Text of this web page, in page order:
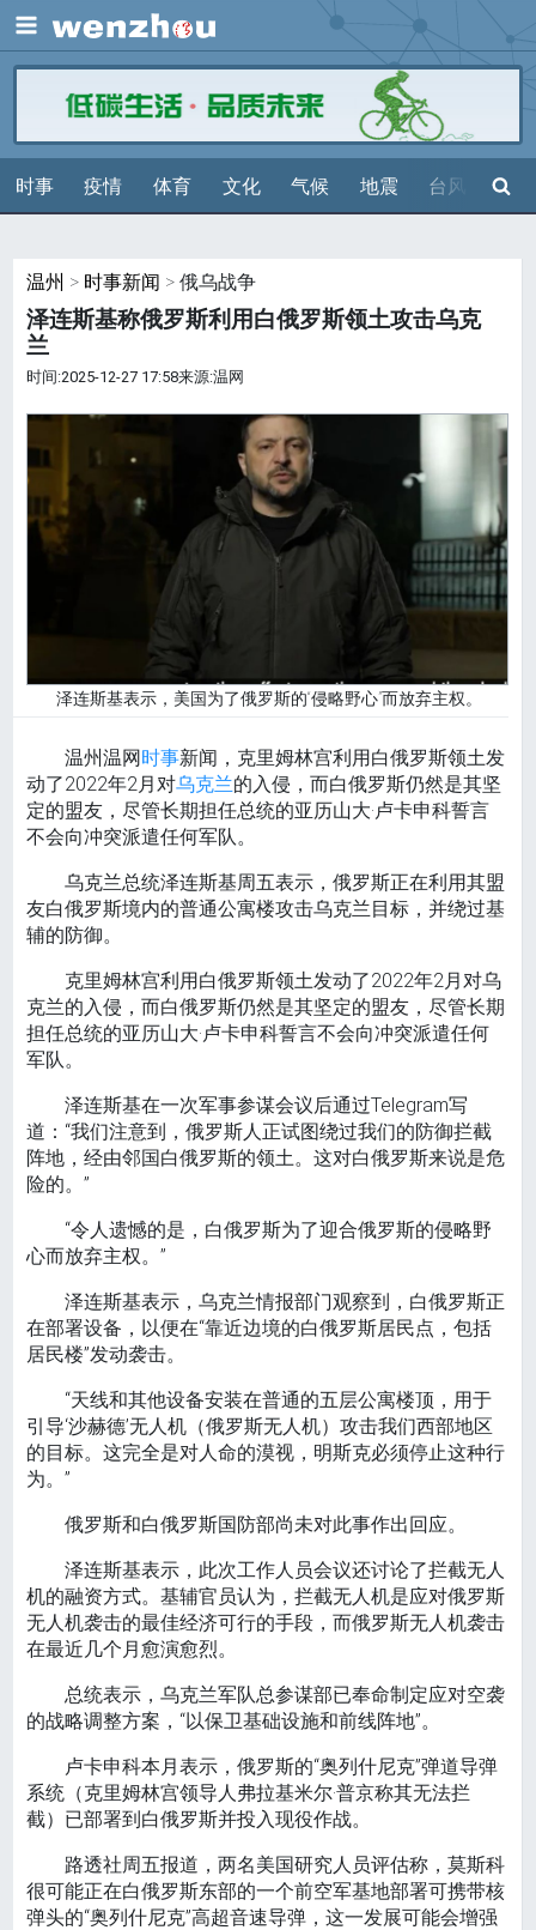
展开
时事 疫情 体育 文化 气候 地震 台风 天气
搜索
温州 > 时事新闻 > 俄乌战争
泽连斯基称俄罗斯利用白俄罗斯领土攻击乌克
兰
时间:2025-12-27 17:58来源:温网
泽连斯基表示，美国为了俄罗斯的“侵略野心”而放弃主权。
温州温网时事新闻，克里姆林宫利用白俄罗斯领土发
动了2022年2月对乌克兰的入侵，而白俄罗斯仍然是其坚
定的盟友，尽管长期担任总统的亚历山大·卢卡申科誓言
不会向冲突派遣任何军队。
乌克兰总统泽连斯基周五表示，俄罗斯正在利用其盟
友白俄罗斯境内的普通公寓楼攻击乌克兰目标，并绕过基
辅的防御。
克里姆林宫利用白俄罗斯领土发动了2022年2月对乌
克兰的入侵，而白俄罗斯仍然是其坚定的盟友，尽管长期
担任总统的亚历山大·卢卡申科誓言不会向冲突派遣任何
军队。
泽连斯基在一次军事参谋会议后通过Telegram写
道：“我们注意到，俄罗斯人正试图绕过我们的防御拦截
阵地，经由邻国白俄罗斯的领土。这对白俄罗斯来说是危
险的。”
“令人遗憾的是，白俄罗斯为了迎合俄罗斯的侵略野
心而放弃主权。”
泽连斯基表示，乌克兰情报部门观察到，白俄罗斯正
在部署设备，以便在“靠近边境的白俄罗斯居民点，包括
居民楼”发动袭击。
“天线和其他设备安装在普通的五层公寓楼顶，用于
引导‘沙赫德’无人机（俄罗斯无人机）攻击我们西部地区
的目标。这完全是对人命的漠视，明斯克必须停止这种行
为。”
俄罗斯和白俄罗斯国防部尚未对此事作出回应。
泽连斯基表示，此次工作人员会议还讨论了拦截无人
机的融资方式。基辅官员认为，拦截无人机是应对俄罗斯
无人机袭击的最佳经济可行的手段，而俄罗斯无人机袭击
在最近几个月愈演愈烈。
总统表示，乌克兰军队总参谋部已奉命制定应对空袭
的战略调整方案，“以保卫基础设施和前线阵地”。
卢卡申科本月表示，俄罗斯的“奥列什尼克”弹道导弹
系统（克里姆林宫领导人弗拉基米尔·普京称其无法拦
截）已部署到白俄罗斯并投入现役作战。
路透社周五报道，两名美国研究人员评估称，莫斯科
很可能正在白俄罗斯东部的一个前空军基地部署可携带核
弹头的“奥列什尼克”高超音速导弹，这一发展可能会增强